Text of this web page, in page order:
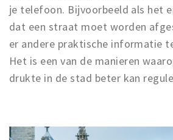
je telefoon. Bijvoorbeeld als het
dat een straat moet worden
er andere praktische informatie
Het is een van de manieren
drukte in de stad beter kan